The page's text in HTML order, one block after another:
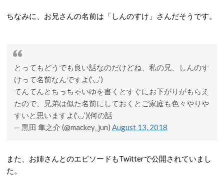
ちなみに、お兄さんの名前は「しんのすけ」さんだそうです。
とってもどうでも良い話なのだけどね、私の兄、しんのす
けって名前なんですよ(′◡’)
てんてんとちっちゃいゆを書くとすぐにお下がりがもらえ
たので、兄弟は似た名前にしておくとご家庭も色々やりや
すいと思いますよ(′◡’)(何の話
— 黒田 隼之介 (@mackey_jun) August 13, 2018
また、お姉さんとのエピソードもTwitterで公開されていまし
た。